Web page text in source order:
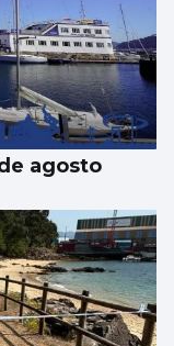
agosto